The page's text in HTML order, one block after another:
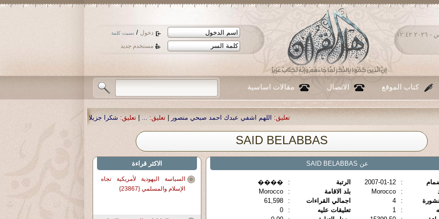
دخول / نسيت كلمة
مستخدم جديد
الخميس ٠٦ - أغسطس - ٢٠٢٦ ١٢:٤٢
كتاب الموقع الاتصال مقالات اساسية
اللهم اشفي عبدك احمد صبحي منصور|تعليق: ... تعليق: شكرا جزيلا أستاذ حمد الحمد .أكرمكم الله .
SAID BELABBAS
عن SAID BELABBAS
:
2007-01-12 الرتبة :
����
:
Morocco بلد الاقامة :
Morocco
:
4 اجمالي القراءات :
61,598
:
1 تعليقات عليه :
0
الاكثر قراءة
السياسة اليهودية لأمريكية تجاه
الإسلام والمسلمي {23867}